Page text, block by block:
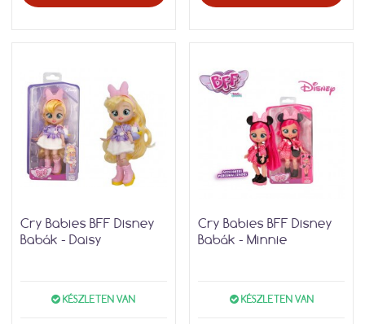
Cry Babies BFF Disney
Babák - Daisy
KÉSZLETEN VAN
Cry Babies BFF Disney
Babák - Minnie
KÉSZLETEN VAN